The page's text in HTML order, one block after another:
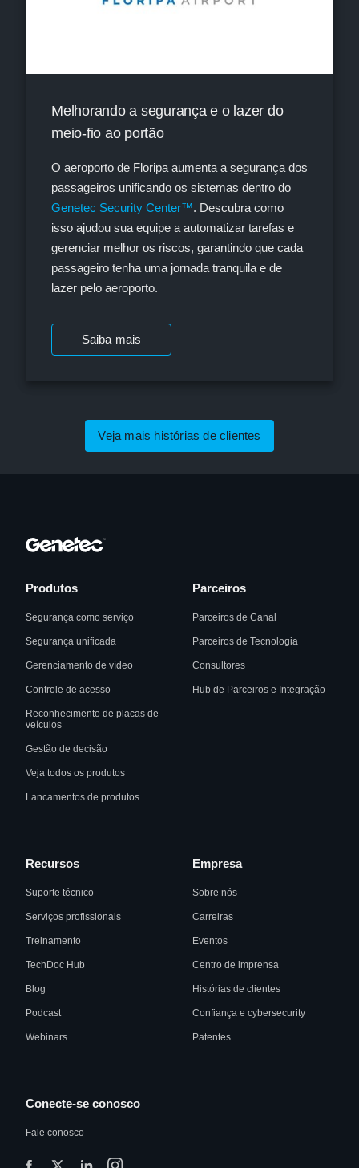
Melhorando a segurança e o lazer do
meio-fio ao portão
O aeroporto de Floripa aumenta a segurança dos
passageiros unificando os sistemas dentro do
Genetec Security Center™. Descubra como
isso ajudou sua equipe a automatizar tarefas e
gerenciar melhor os riscos, garantindo que cada
passageiro tenha uma jornada tranquila e de
lazer pelo aeroporto.
Saiba mais
Veja mais histórias de clientes
Produtos
Segurança como serviço
Segurança unificada
Gerenciamento de vídeo
Controle de acesso
Reconhecimento de placas de
veículos
Gestão de decisão
Veja todos os produtos
Lancamentos de produtos
Parceiros
Parceiros de Canal
Parceiros de Tecnologia
Consultores
Hub de Parceiros e Integração
Recursos
Suporte técnico
Serviços profissionais
Treinamento
TechDoc Hub
Blog
Podcast
Webinars
Empresa
Sobre nós
Carreiras
Eventos
Centro de imprensa
Histórias de clientes
Confiança e cybersecurity
Patentes
Conecte-se conosco
Fale conosco